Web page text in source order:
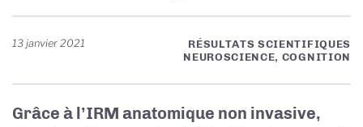
13 janvier 2021
RÉSULTATS SCIENTIFIQUES
NEUROSCIENCE, COGNITION
Grâce à l’IRM anatomique non invasive,